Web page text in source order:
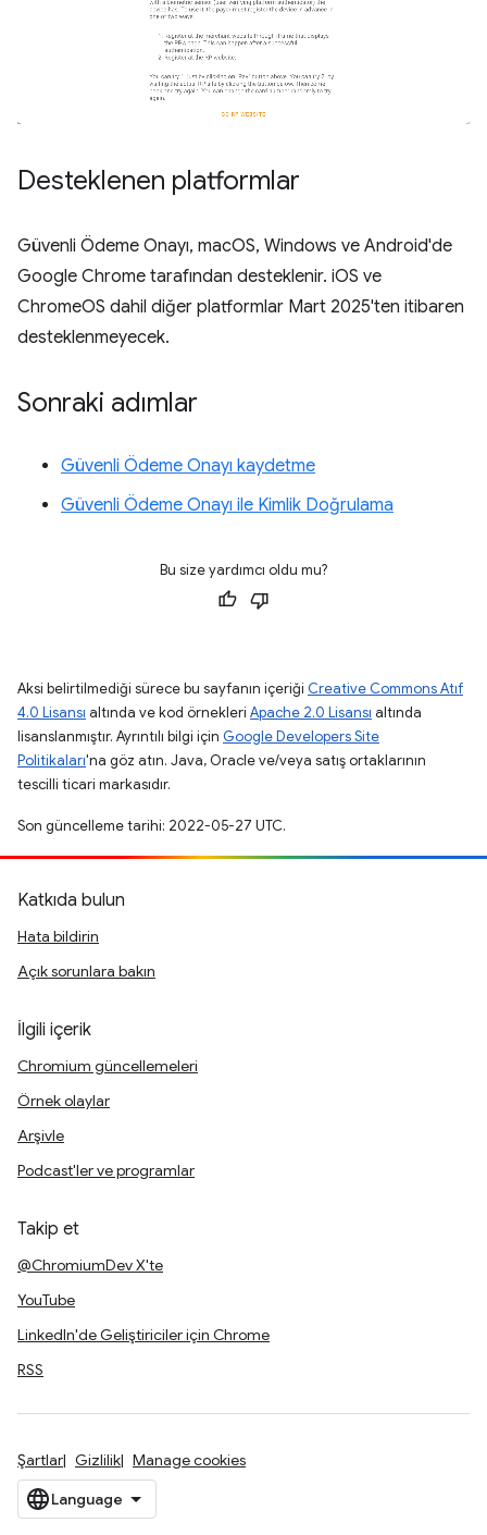
Desteklenen platformlar
Güvenli Ödeme Onayı, macOS, Windows ve Android'de
Google Chrome tarafından desteklenir. iOS ve
ChromeOS dahil diğer platformlar Mart 2025'ten itibaren
desteklenmeyecek.
Sonraki adımlar
Güvenli Ödeme Onayı kaydetme
Güvenli Ödeme Onayı ile Kimlik Doğrulama
Bu size yardımcı oldu mu?
Aksi belirtilmediği sürece bu sayfanın içeriği Creative Commons Atıf
4.0 Lisansı altında ve kod örnekleri Apache 2.0 Lisansı altında
lisanslanmıştır. Ayrıntılı bilgi için Google Developers Site
Politikaları'na göz atın. Java, Oracle ve/veya satış ortaklarının
tescilli ticari markasıdır.
Son güncelleme tarihi: 2022-05-27 UTC.
Katkıda bulun
Hata bildirin
Açık sorunlara bakın
İlgili içerik
Chromium güncellemeleri
Örnek olaylar
Arşivle
Podcast'ler ve programlar
Takip et
@ChromiumDev X'te
YouTube
LinkedIn'de Geliştiriciler için Chrome
RSS
Şartlar Gizlilik Manage cookies